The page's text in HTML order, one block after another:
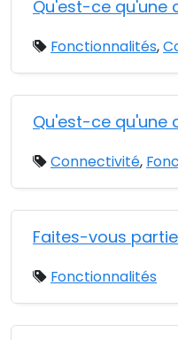
Qu'est-ce qu'une
Fonctionnalités,
Qu'est-ce qu'une
Connectivité,
Faites-vous
Fonctionnalités